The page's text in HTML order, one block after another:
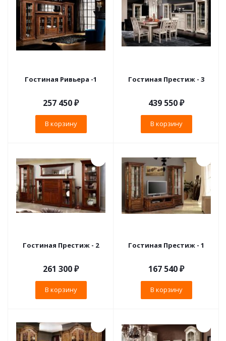
Гостиная Ривьера -1
257 450₽
В корзину
Гостиная Престиж - 3
439 550₽
В корзину
Гостиная Престиж - 2
261 300₽
В корзину
Гостиная Престиж - 1
167 540₽
В корзину